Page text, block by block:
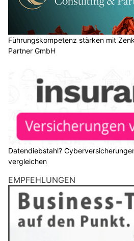
Führungskompetenz stärken mit
Partner GmbH
Datendiebstahl?
vergleichen
EMPFEHLUNGEN